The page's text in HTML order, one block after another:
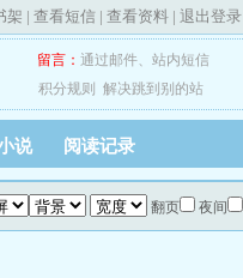
架 | 查看短信 | 查看资料 | 退出登录
留言： 通过邮件、 站内短信
积分规则
解决跳到别的站
说 阅读记录
翻页 夜间